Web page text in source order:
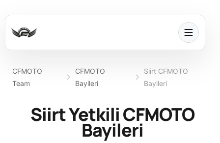
CFMOTO
Team
CFMOTO
Bayileri
Siirt CFMOTO
Bayileri
Siirt Yetkili CFMOTO
Bayileri